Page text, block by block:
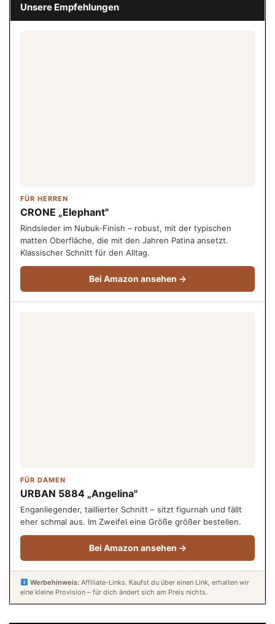
Unsere Empfehlungen
FÜR HERREN
CRONE „Elephant"
Rindsleder im Nubuk-Finish – robust, mit der typischen
matten Oberfläche, die mit den Jahren Patina ansetzt.
Klassischer Schnitt für den Alltag.
Bei Amazon ansehen →
FÜR DAMEN
URBAN 5884 „Angelina"
Enganliegender, taillierter Schnitt – sitzt figurnah und fällt
eher schmal aus. Im Zweifel eine Größe größer bestellen.
Bei Amazon ansehen →
Werbehinweis:Affiliate-Links. Kaufst du über einen Link, erhalten wir
eine kleine Provision – für dich ändert sich am Preis nichts.